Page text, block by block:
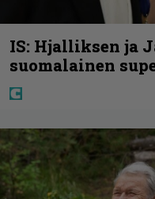
IS: Hjalliksen ja
suomalainen